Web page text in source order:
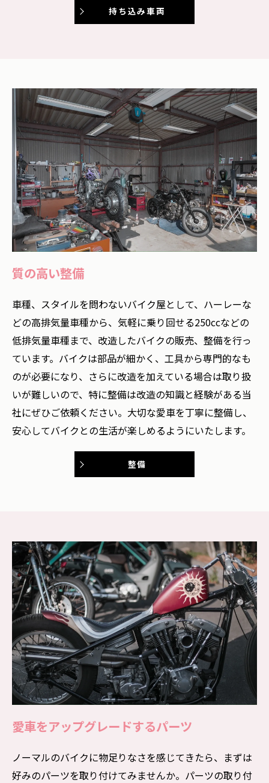
持ち込み車両
質の高い整備
車種、スタイルを問わないバイク屋として、ハーレーな
どの高排気量車種から、気軽に乗り回せる250ccなどの
低排気量車種まで、改造したバイクの販売、整備を行っ
ています。バイクは部品が細かく、工具から専門的なも
のが必要になり、さらに改造を加えている場合は取り扱
いが難しいので、特に整備は改造の知識と経験がある当
社にぜひご依頼ください。大切な愛車を丁寧に整備し、
安心してバイクとの生活が楽しめるようにいたします。
整備
愛車をアップグレードするパーツ
ノーマルのバイクに物足りなさを感じてきたら、まずは
好みのパーツを取り付けてみませんか。パーツの取り付